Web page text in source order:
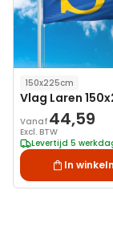
150x225cm
Vlag Laren
Vanaf 44,59
Excl. BTW
Levertijd 5
In